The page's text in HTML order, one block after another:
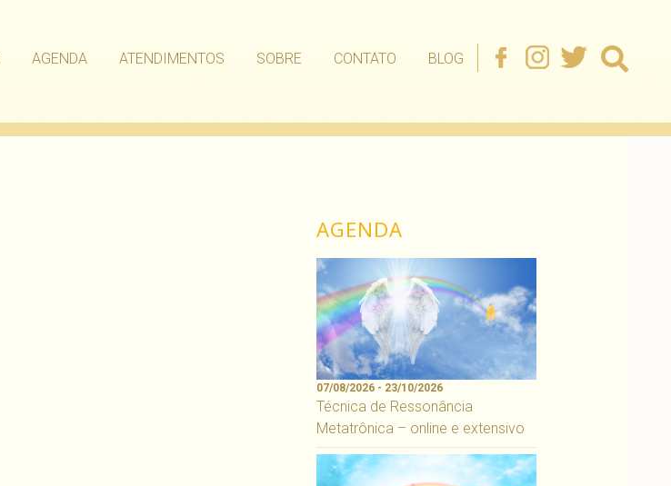
AGENDA ATENDIMENTOS SOBRE CONTATO BLOG
AGENDA
07/08/2026 - 23/10/2026
Técnica de Ressonância
Metatrônica – online e extensivo